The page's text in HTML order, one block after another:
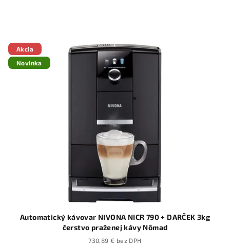
Akcia
Novinka
Automatický kávovar NIVONA NICR 790 + DARČEK 3kg
čerstvo praženej kávy Nômad
730,89 € bez DPH